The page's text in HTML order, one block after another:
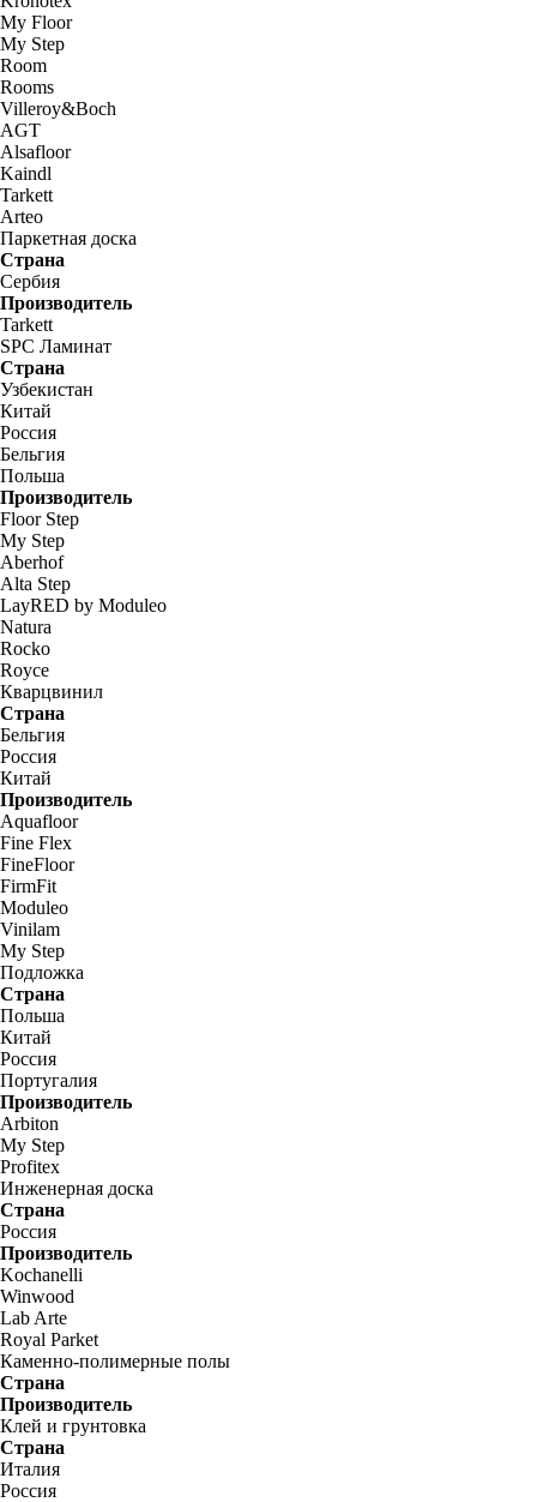
My Floor
My Step
Room
Rooms
Villeroy&Boch
AGT
Alsafloor
Kaindl
Tarkett
Arteo
Паркетная доска
Страна
Сербия
Производитель
Tarkett
SPC Ламинат
Страна
Узбекистан
Китай
Россия
Бельгия
Польша
Производитель
Floor Step
My Step
Aberhof
Alta Step
LayRED by Moduleo
Natura
Rocko
Royce
Кварцвинил
Страна
Бельгия
Россия
Китай
Производитель
Aquafloor
Fine Flex
FineFloor
FirmFit
Moduleo
Vinilam
My Step
Подложка
Страна
Польша
Китай
Россия
Португалия
Производитель
Arbiton
My Step
Profitex
Инженерная доска
Страна
Россия
Производитель
Kochanelli
Winwood
Lab Arte
Royal Parket
Каменно-полимерные полы
Страна
Производитель
Клей и грунтовка
Страна
Италия
Россия